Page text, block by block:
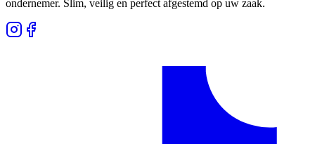
ondernemer. Slim, veilig en perfect afgestemd op uw zaak.